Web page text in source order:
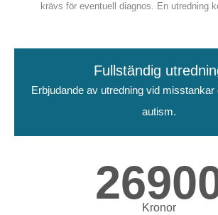
krävs för eventuell diagnos. En utredning
Fullständig
Erbjudande av utredning vid
autism.
Kronor